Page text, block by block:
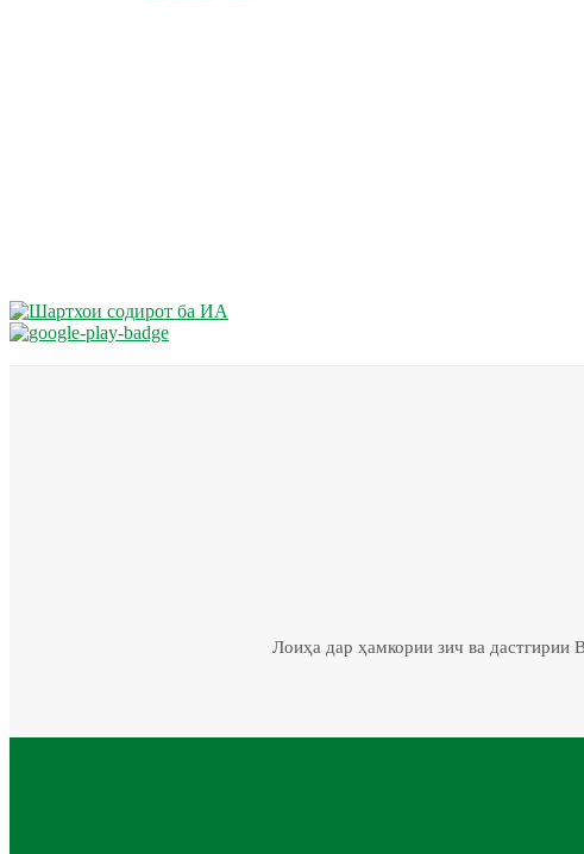
Лоиҳа дар ҳамкории зич ва дастгирии